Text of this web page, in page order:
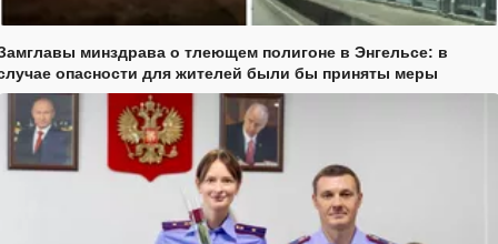
минздрава о тлеющем полигоне в Энгельсе: в
опасности для жителей были бы приняты меры